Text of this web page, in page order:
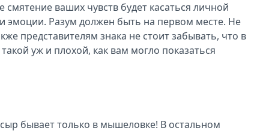
ваших чувств будет касаться личной
эмоции. Разум должен быть на первом месте. Не
представителям знака не стоит забывать, что в
уж и плохой, как вам могло показаться
бывает только в мышеловке! В остальном